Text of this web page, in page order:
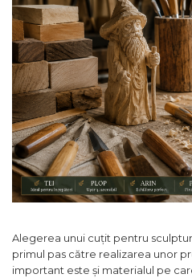
Articole Pentru Gradina
Accesorii Bucatarie
Cabluri Incalzitoare cu
Termostat
Sisteme de Supraveghere &
Alarme Casa
Accesorii Baie
Accesorii Telefoane
Casti Audio
Aparate de Curatat cu
Ultrasunete
Alegerea unui cuțit pentru
primul pas către realizarea unor
important este și materialul pe